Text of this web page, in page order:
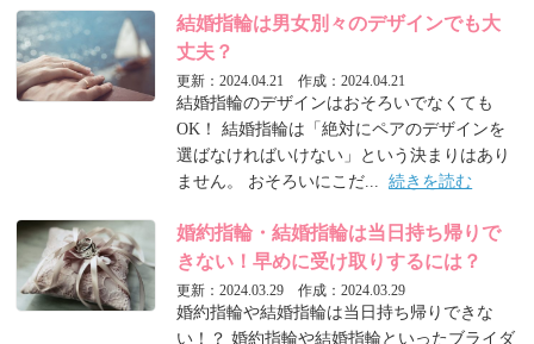
結婚指輪は男女別々のデザインでも大
丈夫？
更新：2024.04.21 作成：2024.04.21
結婚指輪のデザインはおそろいでなくても
OK！ 結婚指輪は「絶対にペアのデザインを
選ばなければいけない」という決まりはあり
ません。 おそろいにこだ...続きを読む
婚約指輪・結婚指輪は当日持ち帰りで
きない！早めに受け取りするには？
更新：2024.03.29 作成：2024.03.29
婚約指輪や結婚指輪は当日持ち帰りできな
い！？ 婚約指輪や結婚指輪といったブライダ